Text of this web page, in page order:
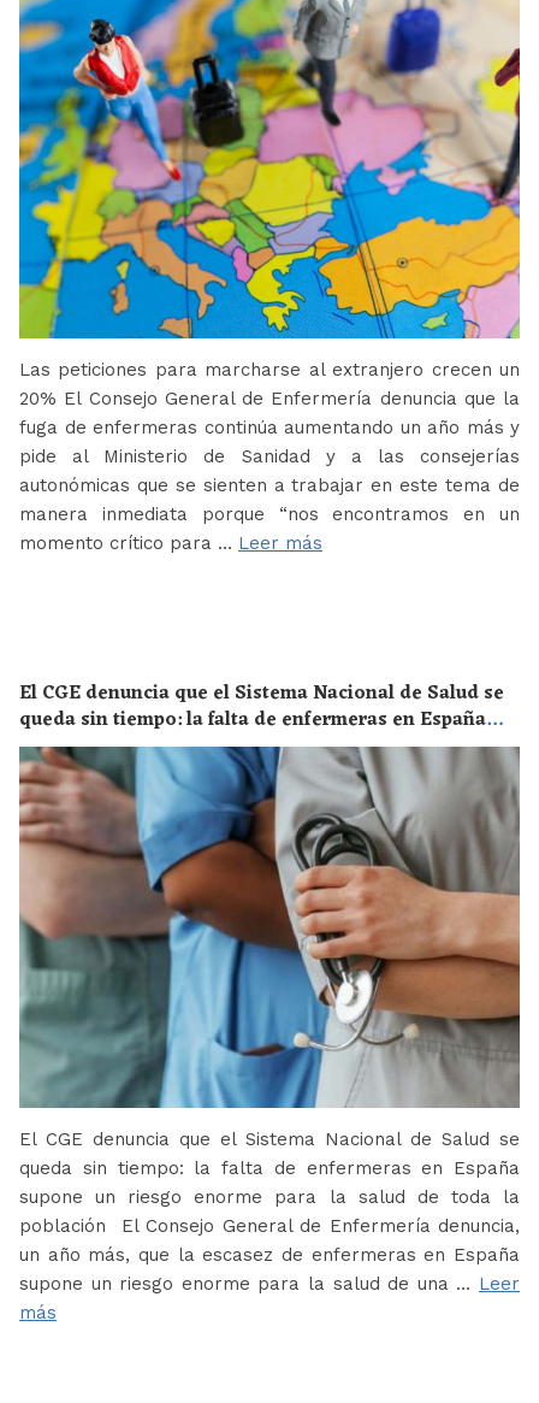
Las peticiones para marcharse al extranjero crecen un
20% El Consejo General de Enfermería denuncia que la
fuga de enfermeras continúa aumentando un año más y
pide al Ministerio de Sanidad y a las consejerías
autonómicas que se sienten a trabajar en este tema de
manera inmediata porque “nos encontramos en un
momento crítico para … Leer más
El CGE denuncia que el Sistema Nacional de Salud se
queda sin tiempo: la falta de enfermeras en España
supone un riesgo enorme para la salud de toda la
población
El CGE denuncia que el Sistema Nacional de Salud se
queda sin tiempo: la falta de enfermeras en España
supone un riesgo enorme para la salud de toda la
población El Consejo General de Enfermería denuncia,
un año más, que la escasez de enfermeras en España
supone un riesgo enorme para la salud de una … Leer
más